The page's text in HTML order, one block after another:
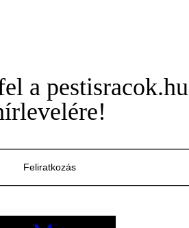
a pestisracok.hu
Feliratkozás